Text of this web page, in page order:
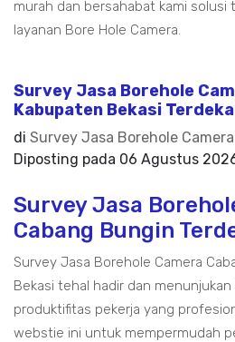
murah dan bersahabat kami
layanan Bore Hole Camera.
Survey Jasa Borehole
Kabupaten Bekasi
di Survey Jasa Borehole
Diposting pada 06 Agustus
Survey Jasa
Cabang Bungin
Survey Jasa Borehole Camera
Bekasi tehal hadir dan
produktifitas pekerja yang
webstie ini untuk mempermudah